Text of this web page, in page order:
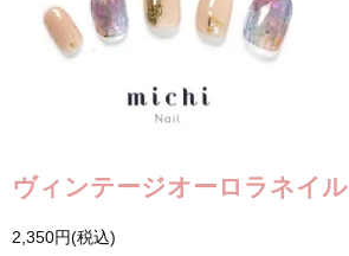
ヴィンテージオーロラネイル
2,350円(税込)